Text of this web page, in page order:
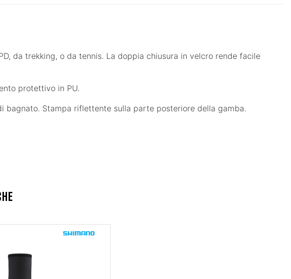
da trekking, o da tennis. La doppia chiusura in velcro rende facile
protettivo in PU.
Stampa riflettente sulla parte posteriore della gamba.